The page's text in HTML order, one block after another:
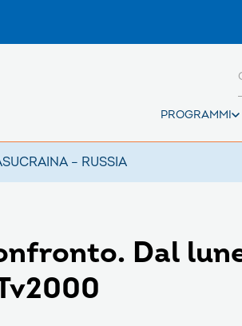
PROGRAMMI
UCRAINA – RUSSIA
Dal